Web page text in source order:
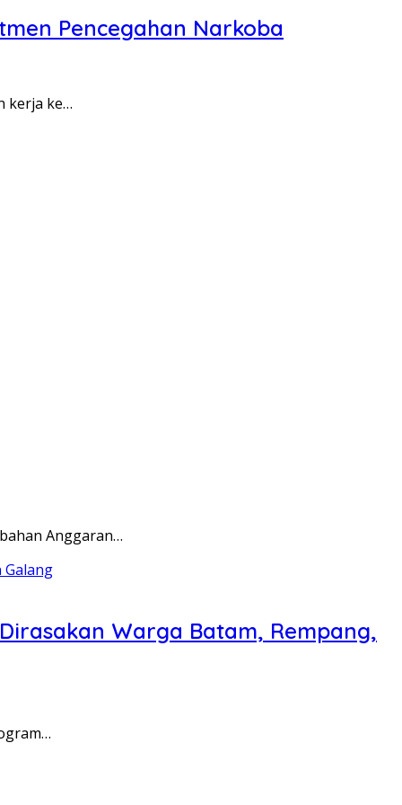
Pencegahan Narkoba
kerja ke…
Anggaran…
Warga Batam, Rempang,